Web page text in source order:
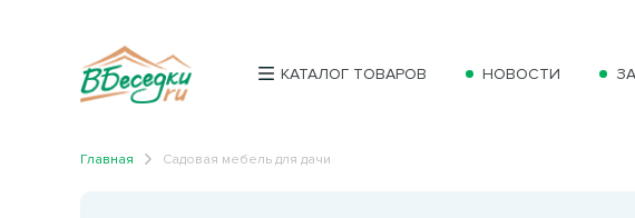
КАТАЛОГ ТОВАРОВ НОВОСТИ
Главная Садовая мебель для дачи